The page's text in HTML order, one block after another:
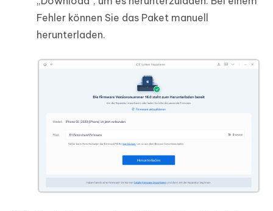
Fehler können Sie das Paket manuell
herunterladen.